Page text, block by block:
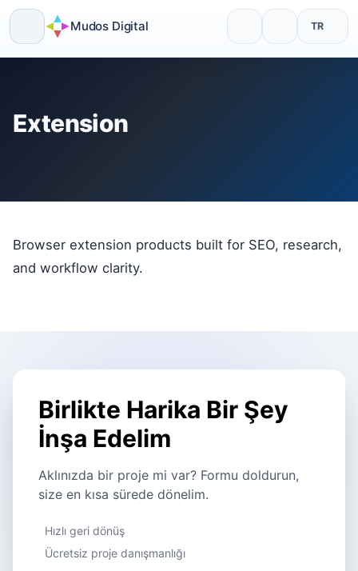
Mudos Digital TR
Extension
Browser extension products built for SEO, research,
and workflow clarity.
Birlikte Harika Bir Şey
İnşa Edelim
Aklınızda bir proje mi var? Formu doldurun,
size en kısa sürede dönelim.
Hızlı geri dönüş
Ücretsiz proje danışmanlığı